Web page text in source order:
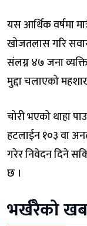
यस आर्थिक वर्षमा
खोजतलास गरि
संलग्न ४७ जना
मुद्दा चलाएको
चोरी भएको थाहा
हटलाईन १०३ वा
गरेर निवेदन दिने
छ ।
भर्खरैको